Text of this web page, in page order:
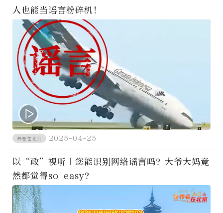
人也能当谣言粉碎机！
养老在北京 2025-04-25
以“政”视听｜您能识别网络谣言吗？大爷大妈竟
然都觉得so easy？